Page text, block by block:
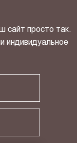
сайт просто так.
индивидуальное